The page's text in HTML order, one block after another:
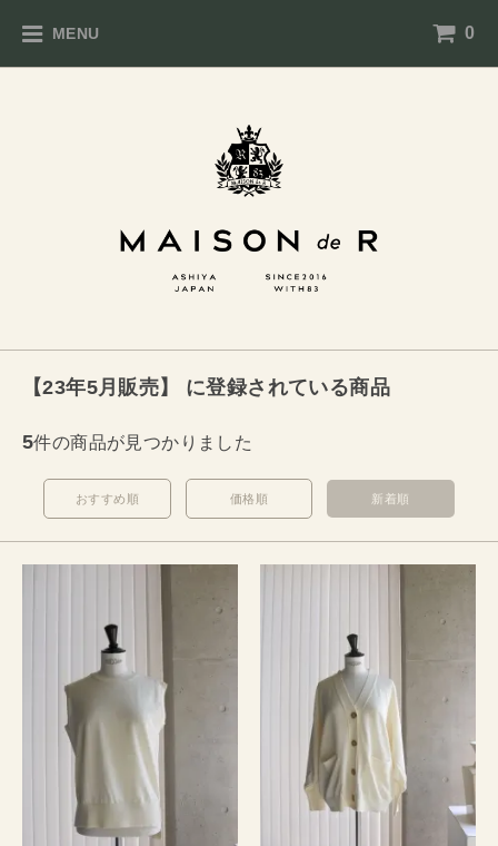
MENU 0
【23年5月販売】 に登録されている商品
5件の商品が見つかりました
おすすめ順 価格順 新着順